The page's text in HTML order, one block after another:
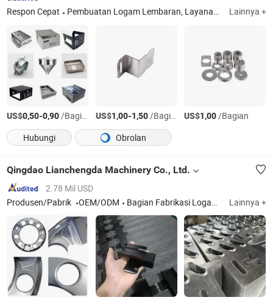
Respon Cepat Pembuatan Logam Lembaran, Layanan Pemotongan Laser, Penempaan Logam, Bagian Stainless Steel Kustom, Bagian Pemesinan CNC, Enklosur Logam Lembaran, Kotak Logam, Pengecoran Die, Layanan Pemesinan, Bagian Perkakas Lainnya +
US$0,50-0,90/Bagian US$1,00-1,50/Bagian US$1,00/Bagian
Hubungi
Obrolan
Qingdao Lianchengda Machinery Co., Ltd.
2.78 Mil USD
Produsen/Pabrik
OEM/ODM Bagian Fabrikasi Logam Lembaran, Bagian Stamping, Bagian CNC, Bagian Pipa Lainnya +